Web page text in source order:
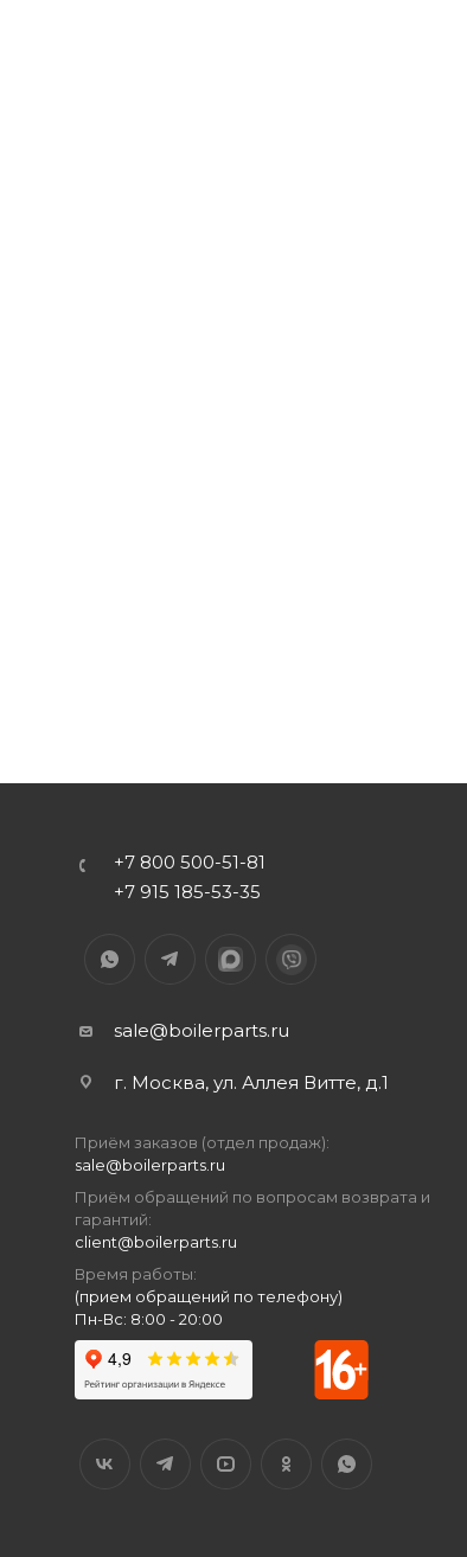
+7 800 500-51-81
+7 915 185-53-35
sale@boilerparts.ru
г. Москва, ул. Аллея Витте, д.1
Приём заказов (отдел продаж):
sale@boilerparts.ru
Приём обращений по вопросам возврата и
гарантий:
client@boilerparts.ru
Время работы:
(прием обращений по телефону)
Пн-Вс: 8:00 - 20:00